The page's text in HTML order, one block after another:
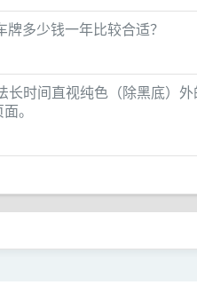
多少钱一年比较合适？
时间直视纯色（除黑底）外
。